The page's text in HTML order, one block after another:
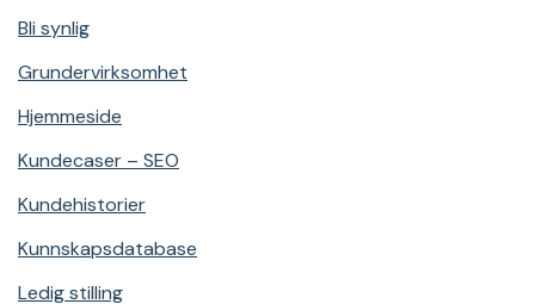
Bli synlig
Grundervirksomhet
Hjemmeside
Kundecaser – SEO
Kundehistorier
Kunnskapsdatabase
Ledig stilling